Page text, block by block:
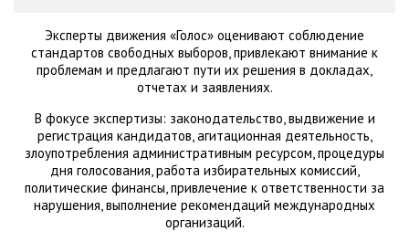
Эксперты движения «Голос» оценивают соблюдение
стандартов свободных выборов, привлекают внимание к
проблемам и предлагают пути их решения в докладах,
отчетах и заявлениях.
В фокусе экспертизы: законодательство, выдвижение и
регистрация кандидатов, агитационная деятельность,
злоупотребления административным ресурсом, процедуры
дня голосования, работа избирательных комиссий,
политические финансы, привлечение к ответственности за
нарушения, выполнение рекомендаций международных
организаций.